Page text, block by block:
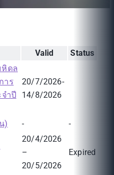
Valid
Status
หิดล
าร
ำปี
20/7/2026-
14/8/2026
) - -
20/4/2026
–
20/5/2026
Expired